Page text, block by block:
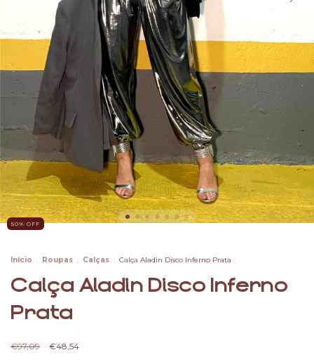
50% OFF
Início . Roupas . Calças . Calça Aladin Disco Inferno Prata
Calça Aladin Disco Inferno
Prata
€97,09 €48,54